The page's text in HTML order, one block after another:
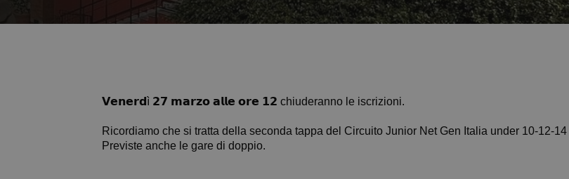
𝗩𝗲𝗻𝗲𝗿𝗱ì 𝟮𝟳 𝗺𝗮𝗿𝘇𝗼 𝗮𝗹𝗹𝗲 𝗼𝗿𝗲 𝟭𝟮 chiuderanno le iscrizioni.
Ricordiamo che si tratta della seconda tappa del Circuito Junior Net Gen Italia under 10-12-
Previste anche le gare di doppio.